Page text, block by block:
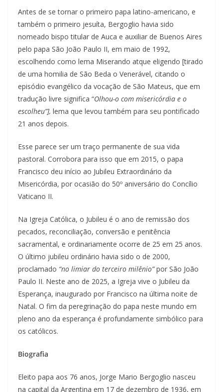
Antes de se tornar o primeiro papa latino-americano, e
também o primeiro jesuíta, Bergoglio havia sido
nomeado bispo titular de Auca e auxiliar de Buenos Aires
pelo papa São João Paulo II, em maio de 1992,
escolhendo como lema Miserando atque eligendo [tirado
de uma homilia de São Beda o Venerável, citando o
episódio evangélico da vocação de São Mateus, que em
tradução livre significa “Olhou-o com misericórdia e o
escolheu”], lema que levou também para seu pontificado
21 anos depois.
Esse parece ser um traço permanente de sua vida
pastoral. Corrobora para isso que em 2015, o papa
Francisco deu início ao Jubileu Extraordinário da
Misericórdia, por ocasião do 50º aniversário do Concílio
Vaticano II.
Na Igreja Católica, o Jubileu é o ano de remissão dos
pecados, reconciliação, conversão e penitência
sacramental, e ordinariamente ocorre de 25 em 25 anos.
O último jubileu ordinário havia sido o de 2000,
proclamado “no limiar do terceiro milênio”por São João
Paulo II. Neste ano de 2025, a Igreja vive o Jubileu da
Esperança, inaugurado por Francisco na última noite de
Natal. O fim da peregrinação do papa neste mundo em
pleno ano da esperança é profundamente simbólico para
os católicos.
Biografia
Eleito papa aos 76 anos, Jorge Mario Bergoglio nasceu
na capital da Argentina em 17 de dezembro de 1936, em